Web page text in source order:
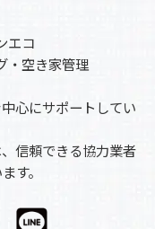
エコ
・空き家管理
心にサポートしてい
信頼できる協力業者
す。